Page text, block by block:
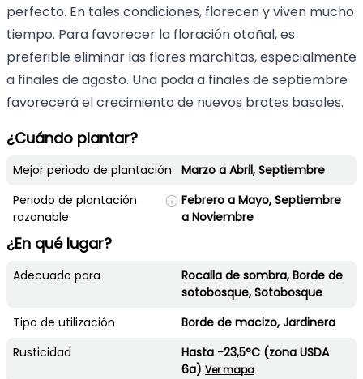
perfecto. En tales condiciones, florecen y viven mucho
tiempo. Para favorecer la floración otoñal, es
preferible eliminar las flores marchitas, especialmente
a finales de agosto. Una poda a finales de septiembre
favorecerá el crecimiento de nuevos brotes basales.
¿Cuándo plantar?
Mejor periodo de plantación
Marzo a Abril, Septiembre
Periodo de plantación
razonable
Febrero a Mayo, Septiembre
a Noviembre
¿En qué lugar?
Adecuado para
Rocalla de sombra, Borde de
sotobosque, Sotobosque
Tipo de utilización
Borde de macizo, Jardinera
Rusticidad
Hasta -23,5°C (zona USDA
6a) Ver mapa